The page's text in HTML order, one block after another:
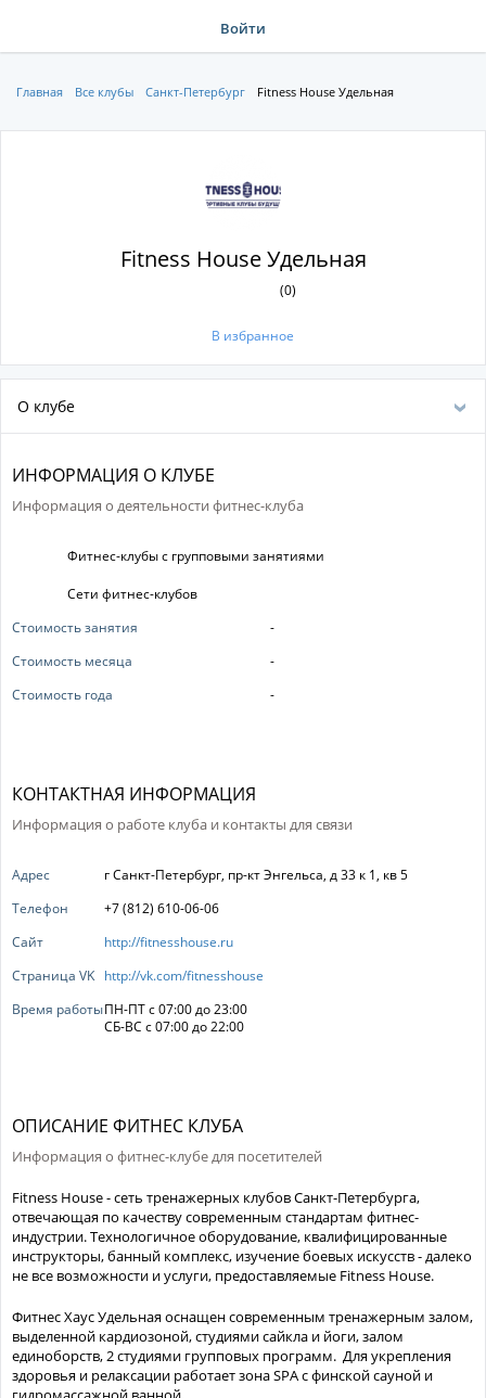
Войти
Главная Все клубы Санкт-Петербург Fitness House Удельная
Fitness House Удельная
(0)
В избранное
О клубе
ИНФОРМАЦИЯ О КЛУБЕ
Информация о деятельности фитнес-клуба
Фитнес-клубы с групповыми занятиями
Сети фитнес-клубов
Стоимость занятия
-
Стоимость месяца
-
Стоимость года
-
КОНТАКТНАЯ ИНФОРМАЦИЯ
Информация о работе клуба и контакты для связи
Адрес
г Санкт-Петербург, пр-кт Энгельса, д 33 к 1, кв 5
Телефон
+7 (812) 610-06-06
Сайт
http://fitnesshouse.ru
Страница VK http://vk.com/fitnesshouse
Время работыПН-ПТ с 07:00 до 23:00
СБ-ВС с 07:00 до 22:00
ОПИСАНИЕ ФИТНЕС КЛУБА
Информация о фитнес-клубе для посетителей
Fitness House - сеть тренажерных клубов Санкт-Петербурга,
отвечающая по качеству современным стандартам фитнес-
индустрии. Технологичное оборудование, квалифицированные
инструкторы, банный комплекс, изучение боевых искусств - далеко
не все возможности и услуги, предоставляемые Fitness House.
Фитнес Хаус Удельная оснащен современным тренажерным залом,
выделенной кардиозоной, студиями сайкла и йоги, залом
единоборств, 2 студиями групповых программ. Для укрепления
здоровья и релаксации работает зона SPA с финской сауной и